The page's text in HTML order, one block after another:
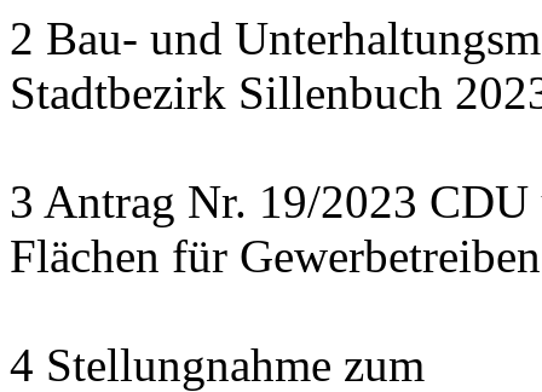
2 Bau- und
Stadtbezirk Sillenbuch
3 Antrag Nr. 19/2023
Flächen für
4 Stellungnahme zum